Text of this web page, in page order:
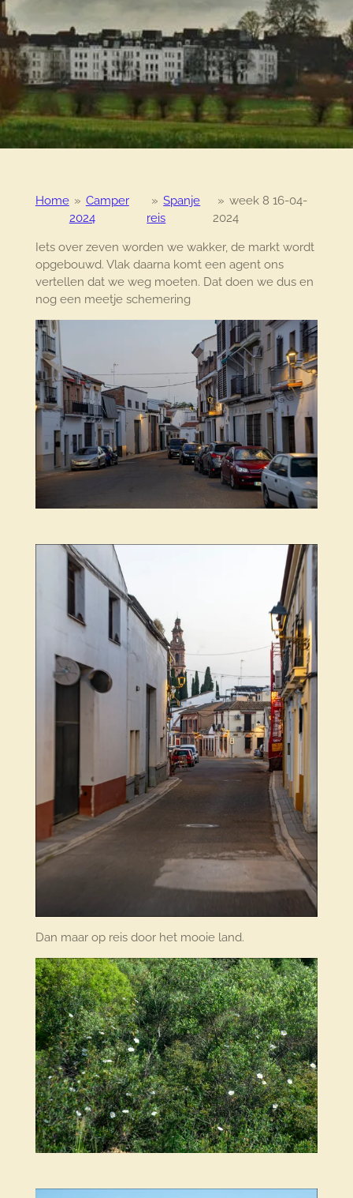
Home » Camper
2024
» Spanje
reis
» week 8 16-04-
2024
Iets over zeven worden we wakker, de markt wordt
opgebouwd. Vlak daarna komt een agent ons
vertellen dat we weg moeten. Dat doen we dus en
nog een meetje schemering
Dan maar op reis door het mooie land.